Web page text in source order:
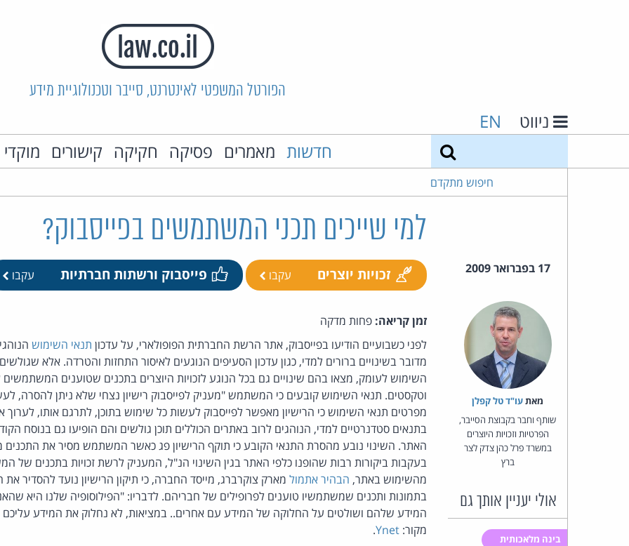
הפורטל המשפטי לאינטרנט, סייבר וטכנולוגיית מידע
ניווט EN
חדשות מאמרים פסיקה חקיקה קישורים
חיפוש מתקדם
למי שייכים תכני המשתמשים בפייסבוק?
17 בפברואר 2009 זכויות יוצרים עקבו פייסבוק ורשתות חברתיות עקבו
מאת‏עו"ד טל קפלן
שותף וחבר בקבוצת הסייבר,
הפרטיות וזכויות היוצרים
במשרד פרל כהן צדק לצר
ברץ
אולי יעניין אותך גם
בינה מלאכותית
זמן קריאה: פחות מדקה
לפני כשבועיים הודיעו בפייסבוק, אתר הרשת החברתית הפופולארי, על עדכון תנאי השימוש
מדובר בשינויים ברורים למדי, כגון עדכון הסעיפים הנוגעים לאיסור התחזות והטרדה. אלא
השימוש לעומק, מצאו בהם שינויים גם בכל הנוגע לזכויות היוצרים בתכנים שטוענים המשתמשים
וטקסטים. תנאי השימוש קובעים כי המשתמש "מעניק לפייסבוק רישיון נצחי שלא ניתן להסרה,
מפרטים תנאי השימוש כי הרישיון מאפשר לפייסבוק לעשות כל שימוש בתוכן, לתרגם אותו, לערוך
בתנאים סטדנרטיים למדי, הנוהגים לרוב באתרים הכוללים תוכן גולשים והם הופיעו גם בנוסח
האתר. השינוי נובע מהסרת התנאי הקובע כי תוקף הרישיון פג כאשר המשתמש מסיר את
בעקבות ביקורות רבות שהופנו כלפי האתר בגין השינוי הנ"ל, המעניק לרשת זכויות בתכנים
מהשימוש באתר, הבהיר אתמולמארק צוקרברג, מייסד החברה, כי תיקון הרישיון נועד להסדיר
בתמונות ותכנים שמשתמשיו טוענים לפרופילים של חבריהם. לדבריו: "הפילוסופיה שלנו היא
המידע שלהם ושולטים על החלוקה של המידע עם אחרים.. במציאות, לא נחלוק את המידע
מקור: Ynet
.